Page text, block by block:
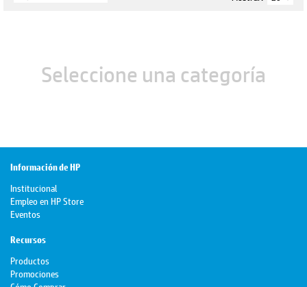
Seleccione una categoría
Información de HP
Institucional
Empleo en HP Store
Eventos
Recursos
Productos
Promociones